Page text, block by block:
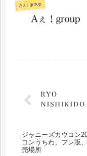
Aぇ! group
ジャニーズカウコン
コンうちわ、プレ販
売場所